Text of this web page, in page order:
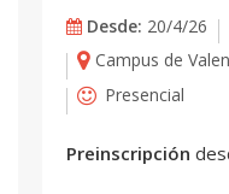
Desde: 20/4/26
Campus de
Presencial
Preinscripción